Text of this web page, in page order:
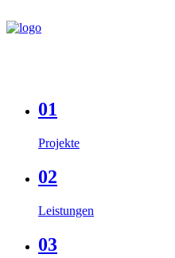
01
Projekte
02
Leistungen
03